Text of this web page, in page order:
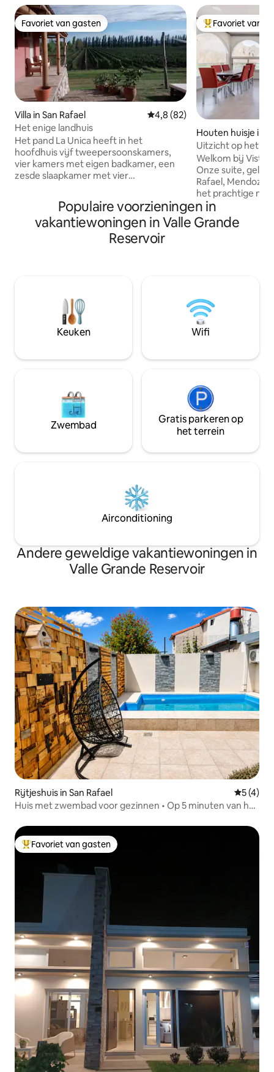
Favoriet van gasten
Favoriet van gasten
Villa in San Rafael Gemiddelde beoordeling van
4,8 (82)
Het enige landhuis
Het pand La Unica heeft in het
hoofdhuis vijf tweepersoonskamers,
vier kamers met eigen badkamer, een
zesde slaapkamer met vier
met een open haard in continuïteit met
de eetkamer en een ruime keuken. Op
het park heeft een ruime quincho alle
voorzieningen die nodig zijn om een
goed Argentijns gebraad te proeven.
kanten bieden u een prachtig uitzicht.
Topfavoriet van
Favoriet van
Houten huisje in
Uitzicht op het
Welkom bij Vista
Onze suite,
Rafael,
het prachtige
waar het meer
perfecte
intimiteit,
Kinderen jonger
ticket wordt door
Populaire voorzieningen in
vakantiewoningen in Valle Grande
Reservoir
Keuken Wifi
Zwembad
Gratis parkeren op
het terrein
Airconditioning
Andere geweldige vakantiewoningen in
Valle Grande Reservoir
Rijtjeshuis in San Rafael
5 (4)
Huis met zwembad voor gezinnen • Op 5 minuten van het
Topfavoriet van gasten
Favoriet van gasten